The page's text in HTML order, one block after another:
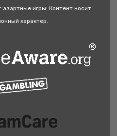
азартные игры. Контент носит
характер.